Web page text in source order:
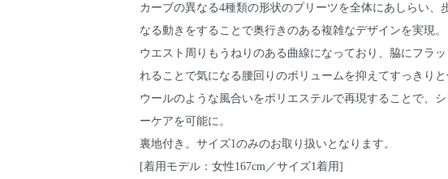
カーブの異なる4種類の形状のプリーツを全体にあしらい、
なる動きをすることで奥行きのある複雑なデザインを実現。
ウエスト周りもうねりのある曲線になっており、脇にフラ
れることで気になる腰回りのボリュームを抑えてすっきりと
ウールのような風合いをポリエステルで再現することで、
ーケアを可能に。
裏地付き。サイズ1のみのお取り扱いとなります。
[着用モデル：女性167cm／サイズ1着用]